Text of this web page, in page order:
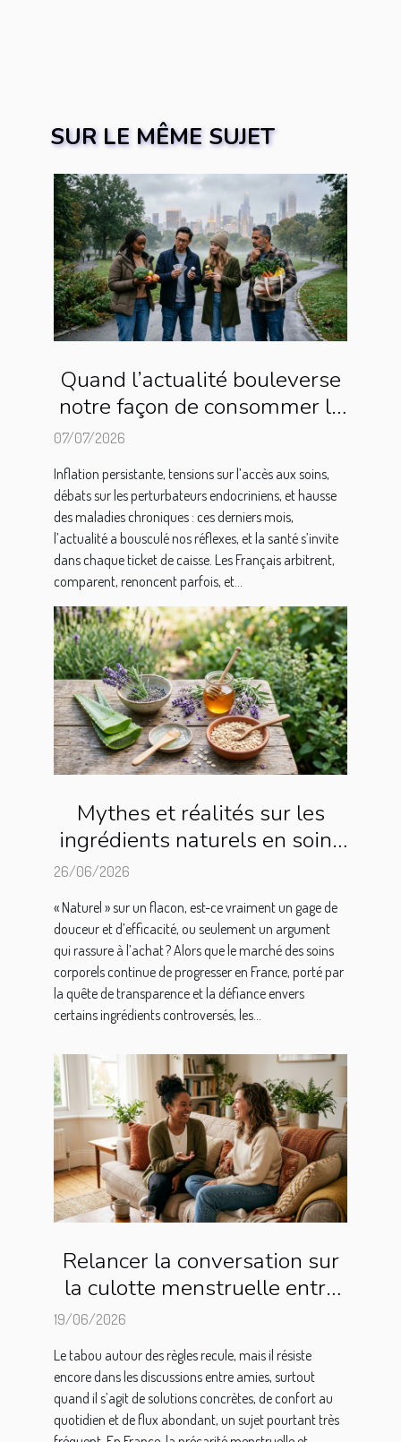
SUR LE MÊME SUJET
Quand l’actualité bouleverse
notre façon de consommer la
07/07/2026
Inflation persistante, tensions sur l’accès aux soins,
débats sur les perturbateurs endocriniens, et hausse
des maladies chroniques : ces derniers mois,
l’actualité a bousculé nos réflexes, et la santé s’invite
dans chaque ticket de caisse. Les Français arbitrent,
comparent, renoncent parfois, et...
Mythes et réalités sur les
ingrédients naturels en soins
26/06/2026
« Naturel » sur un flacon, est-ce vraiment un gage de
douceur et d’efficacité, ou seulement un argument
qui rassure à l’achat ? Alors que le marché des soins
corporels continue de progresser en France, porté par
la quête de transparence et la défiance envers
certains ingrédients controversés, les...
Relancer la conversation sur
la culotte menstruelle entre
19/06/2026
Le tabou autour des règles recule, mais il résiste
encore dans les discussions entre amies, surtout
quand il s’agit de solutions concrètes, de confort au
quotidien et de flux abondant, un sujet pourtant très